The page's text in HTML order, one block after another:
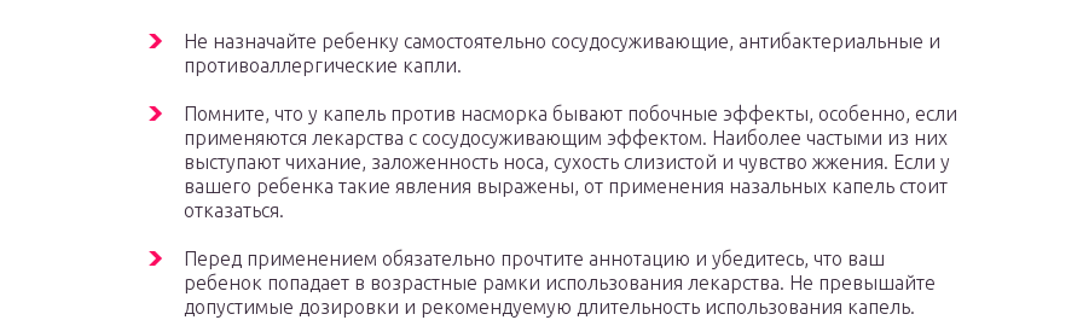
Не назначайте ребенку самостоятельно сосудосуживающие, антибактериальные и
противоаллергические капли.
Помните, что у капель против насморка бывают побочные эффекты, особенно, если
применяются лекарства с сосудосуживающим эффектом. Наиболее частыми из них
выступают чихание, заложенность носа, сухость слизистой и чувство жжения. Если у
вашего ребенка такие явления выражены, от применения назальных капель стоит
отказаться.
Перед применением обязательно прочтите аннотацию и убедитесь, что ваш
ребенок попадает в возрастные рамки использования лекарства. Не превышайте
допустимые дозировки и рекомендуемую длительность использования капель.